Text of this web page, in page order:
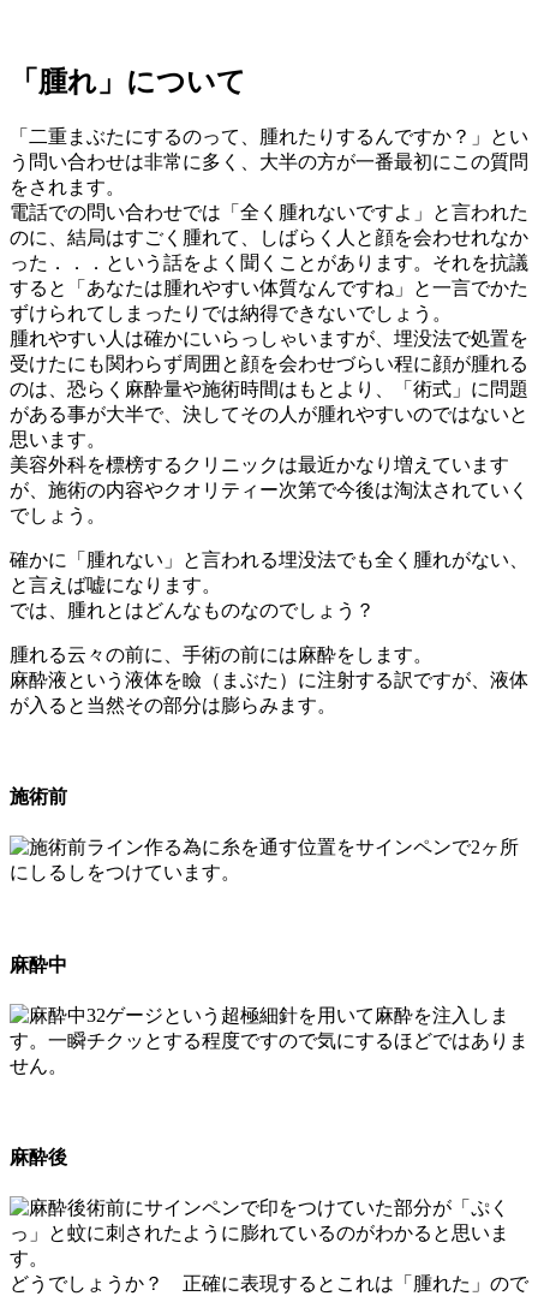
「腫れ」について
「二重まぶたにするのって、腫れたりするんですか？」とい
う問い合わせは非常に多く、大半の方が一番最初にこの質問
をされます。
電話での問い合わせでは「全く腫れないですよ」と言われた
のに、結局はすごく腫れて、しばらく人と顔を会わせれなか
った．．．という話をよく聞くことがあります。それを抗議
すると「あなたは腫れやすい体質なんですね」と一言でかた
ずけられてしまったりでは納得できないでしょう。
腫れやすい人は確かにいらっしゃいますが、埋没法で処置を
受けたにも関わらず周囲と顔を会わせづらい程に顔が腫れる
のは、恐らく麻酔量や施術時間はもとより、「術式」に問題
がある事が大半で、決してその人が腫れやすいのではないと
思います。
美容外科を標榜するクリニックは最近かなり増えています
が、施術の内容やクオリティー次第で今後は淘汰されていく
でしょう。
確かに「腫れない」と言われる埋没法でも全く腫れがない、
と言えば嘘になります。
では、腫れとはどんなものなのでしょう？
腫れる云々の前に、手術の前には麻酔をします。
麻酔液という液体を瞼（まぶた）に注射する訳ですが、液体
が入ると当然その部分は膨らみます。
施術前
ライン作る為に糸を通す位置をサインペンで2ヶ所
にしるしをつけています。
麻酔中
32ゲージという超極細針を用いて麻酔を注入しま
す。一瞬チクッとする程度ですので気にするほどではありま
せん。
麻酔後
術前にサインペンで印をつけていた部分が「ぷく
っ」と蚊に刺されたように膨れているのがわかると思いま
す。
どうでしょうか？ 正確に表現するとこれは「腫れた」ので